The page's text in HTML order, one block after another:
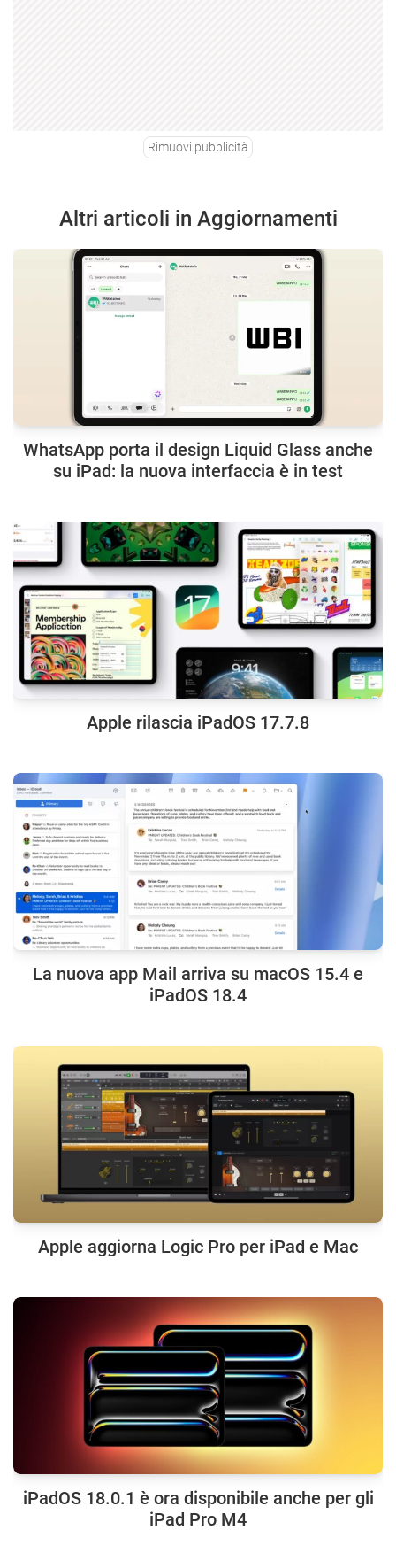
Rimuovi pubblicità
Altri articoli in Aggiornamenti
WhatsApp porta il design Liquid Glass anche
su iPad: la nuova interfaccia è in test
Apple rilascia iPadOS 17.7.8
La nuova app Mail arriva su macOS 15.4 e
iPadOS 18.4
Apple aggiorna Logic Pro per iPad e Mac
iPadOS 18.0.1 è ora disponibile anche per gli
iPad Pro M4